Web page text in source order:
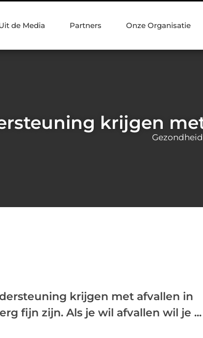
de Media Partners Onze Organisatie
krijgen
Gezondheid
krijgen met afvallen in
fijn zijn. Als je wil afvallen wil je ...